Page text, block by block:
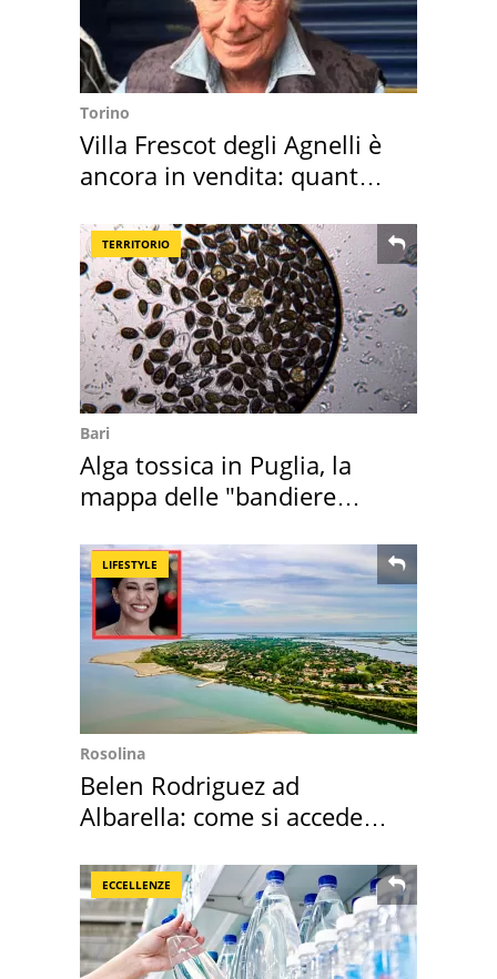
Torino
Villa Frescot degli Agnelli è
ancora in vendita: quanto
TERRITORIO
Bari
Alga tossica in Puglia, la
mappa delle "bandiere
LIFESTYLE
Rosolina
Belen Rodriguez ad
Albarella: come si accede
ECCELLENZE